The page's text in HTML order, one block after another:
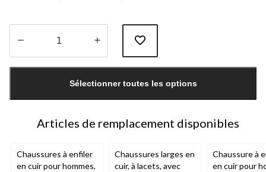
jour
Sélectionner toutes les options
Articles de remplacement disponibles
Chaussures à enfiler
en cuir pour hommes,
Chaussures larges en
cuir, à lacets, avec
Chaussure à
en cuir pour